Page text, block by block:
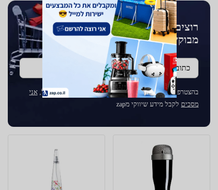
רוצים לקבל עדכונים על מוצרים
מבוקשים?
כתובת דוא''ל
בהצטרפותך לרשימת התפוצה על ידי הכנסת כתובת הדוא"ל, אני
מסכים לקבל מידע שיווקי מzap